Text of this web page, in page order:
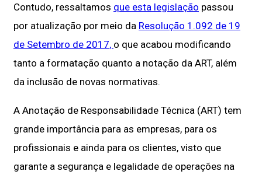
Contudo, ressaltamos que esta legislação passou
por atualização por meio da Resolução 1.092 de 19
de Setembro de 2017, o que acabou modificando
tanto a formatação quanto a notação da ART, além
da inclusão de novas normativas.
A Anotação de Responsabilidade Técnica (ART) tem
grande importância para as empresas, para os
profissionais e ainda para os clientes, visto que
garante a segurança e legalidade de operações na